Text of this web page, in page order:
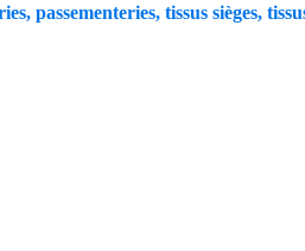
passementeries, tissus sièges,